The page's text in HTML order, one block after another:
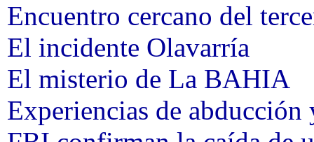
Encuentro cercano del
El incidente Olavarría
El misterio de La BAHIA
Experiencias de